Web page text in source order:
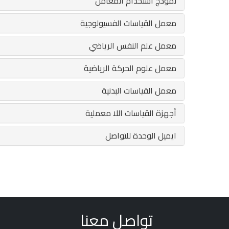
معمل القياسات الفسيولوجية
معمل علم النفس الرياضي
معمل علوم الحركة الرياضية
معمل القياسات البدنية
أجهزة القياسات اللا معملية
ايميل الوحدة للتواصل
تواصل معنا